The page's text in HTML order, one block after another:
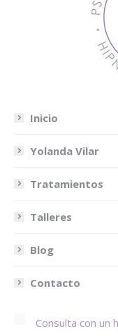
Inicio
Yolanda Vilar
Tratamientos
Talleres
Blog
Contacto
Consulta con un